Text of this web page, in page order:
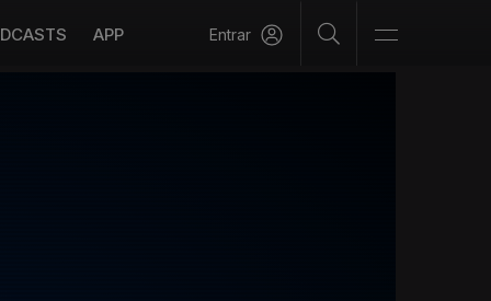
APP Entrar